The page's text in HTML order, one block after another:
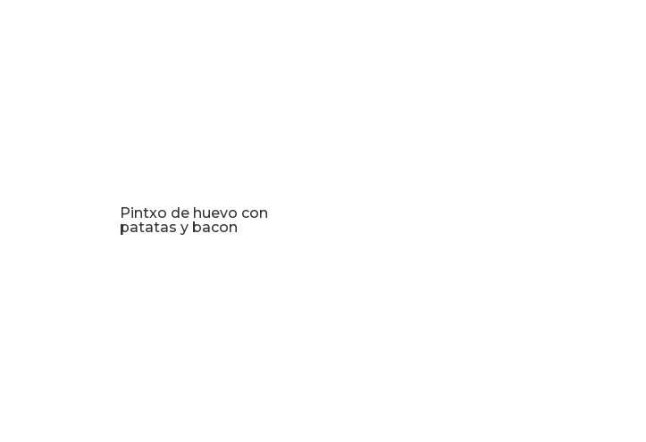
Pintxo de huevo con
patatas y bacon